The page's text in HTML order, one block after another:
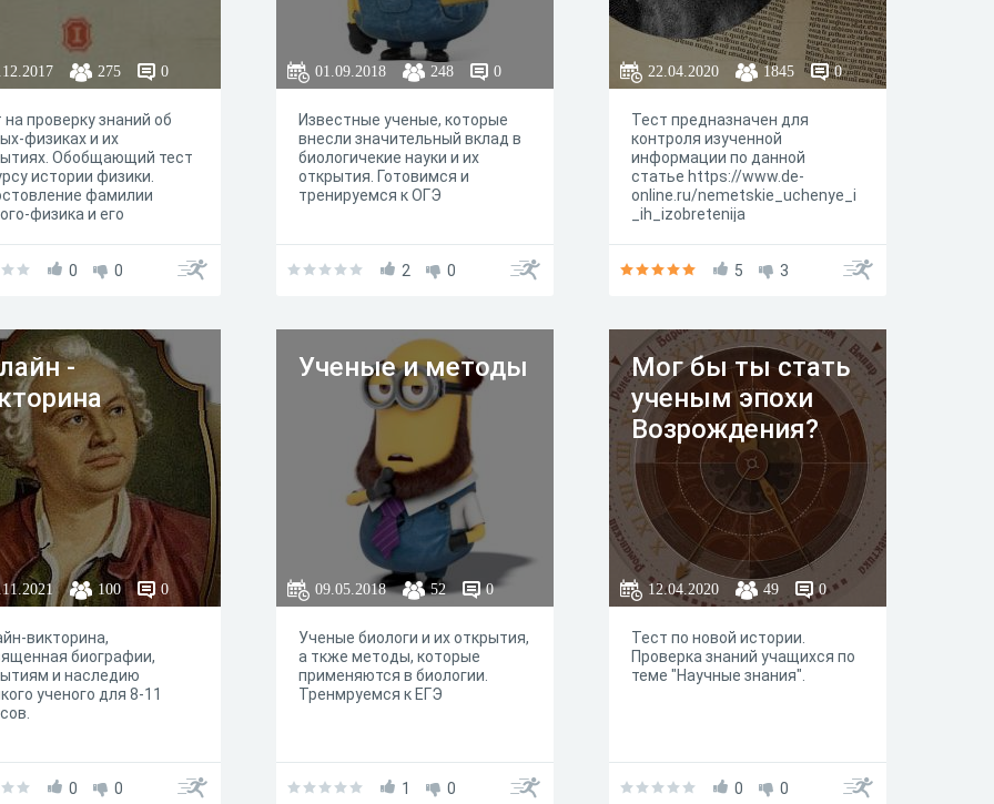
275 0
на проверку знаний об
физиках и их
Обобщающий тест
истории физики.
фамилии
физика и его
Столетов, Резерфорд,
максвелл, Фарадей,
0 0
01.09.2018 248 0
Известные ученые, которые
внесли значительный вклад в
биологичекие науки и их
открытия. Готовимся и
тренируемся к ОГЭ
2 0
22.04.2020 1845 0
Тест предназначен для
контроля изученной
информации по данной
статье https://www.de-
online.ru/nemetskie_uchenye_i
_ih_izobretenija
5 3
-
100 0
викторина,
биографии,
и наследию
ученого для 8-11
0 0
Ученые и методы
09.05.2018 52 0
Ученые биологи и их открытия,
а ткже методы, которые
применяются в биологии.
Тренмруемся к ЕГЭ
1 0
Мог бы ты стать
ученым эпохи
Возрождения?
12.04.2020 49 0
Тест по новой истории.
Проверка знаний учащихся по
теме "Научные знания".
0 0